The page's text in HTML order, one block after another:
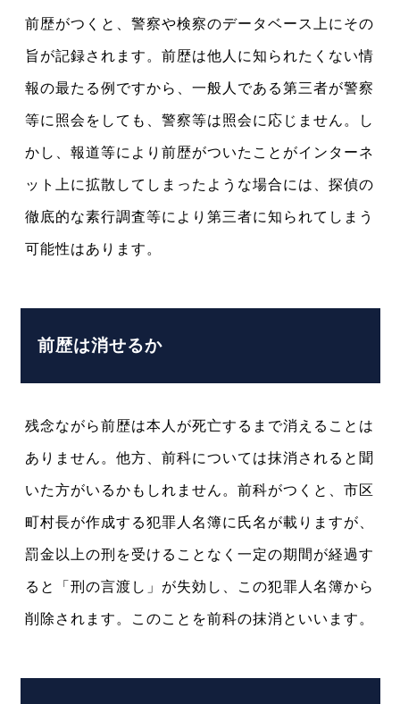
前歴がつくと、警察や検察のデータベース上にその
旨が記録されます。前歴は他人に知られたくない情
報の最たる例ですから、一般人である第三者が警察
等に照会をしても、警察等は照会に応じません。し
かし、報道等により前歴がついたことがインターネ
ット上に拡散してしまったような場合には、探偵の
徹底的な素行調査等により第三者に知られてしまう
可能性はあります。
前歴は消せるか
残念ながら前歴は本人が死亡するまで消えることは
ありません。他方、前科については抹消されると聞
いた方がいるかもしれません。前科がつくと、市区
町村長が作成する犯罪人名簿に氏名が載りますが、
罰金以上の刑を受けることなく一定の期間が経過す
ると「刑の言渡し」が失効し、この犯罪人名簿から
削除されます。このことを前科の抹消といいます 。